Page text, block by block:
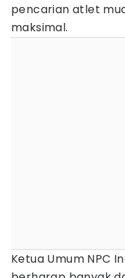
pencarian atlet
maksimal.
Ketua Umum NPC